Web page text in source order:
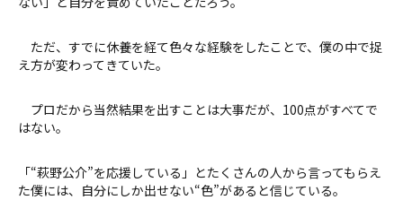
ただ、すでに休養を経て色々な経験をしたことで、僕の中で捉
え方が変わってきていた。
プロだから当然結果を出すことは大事だが、100点がすべてで
はない。
「“萩野公介”を応援している」とたくさんの人から言ってもらえ
た僕には、自分にしか出せない“色”があると信じている。